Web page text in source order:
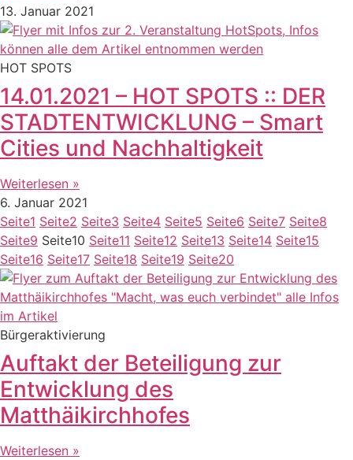
13. Januar 2021
HOT SPOTS
14.01.2021 – HOT SPOTS :: DER
STADTENTWICKLUNG – Smart
Cities und Nachhaltigkeit
Weiterlesen »
6. Januar 2021
Seite1 Seite2 Seite3 Seite4 Seite5 Seite6 Seite7 Seite8
Seite9 Seite10 Seite11 Seite12 Seite13 Seite14 Seite15
Seite16 Seite17 Seite18 Seite19 Seite20
Bürgeraktivierung
Auftakt der Beteiligung zur
Entwicklung des
Matthäikirchhofes
Weiterlesen »